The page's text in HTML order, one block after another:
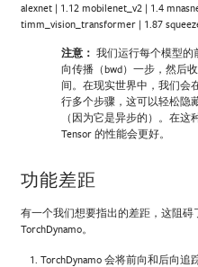
alexnet | 1.12 mobilenet_v2 | 1.4
timm_vision_transformer | 1.87
注意： 我们运行每个模型的
向传播（bwd）一步，然后
间。在现实世界中，我们会
行多个步骤，这可以轻松隐
（因为它是异步的）。在这
Tensor 的性能会更好。
功能差距
有一个我们想要指出的差距，这阻
TorchDynamo。
TorchDynamo 会将前向和后向追